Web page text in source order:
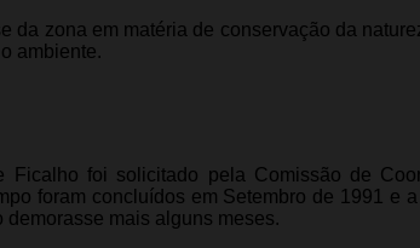
da zona em matéria de conservação da
ambiente.
foi solicitado pela Comissão de
foram concluídos em Setembro de 1991 e
mais alguns meses.